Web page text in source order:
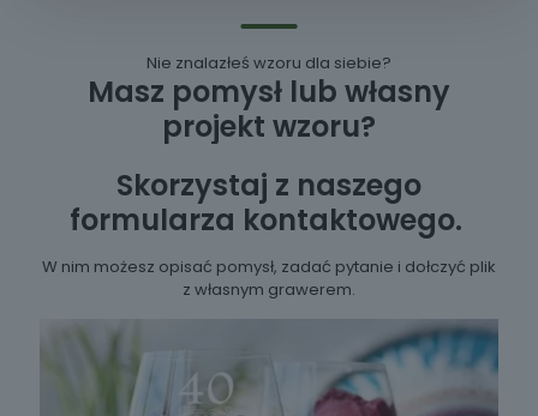
Masz pomysł lub własny
projekt wzoru?
Nie znalazłeś wzoru dla siebie?
Skorzystaj z naszego
formularza kontaktowego.
W nim możesz opisać pomysł, zadać pytanie i dołczyć plik
z własnym grawerem.